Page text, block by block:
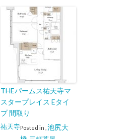
THEパームス祐天寺マ
スタープレイス Eタイ
プ 間取り
Posted in
祐天寺
池尻大